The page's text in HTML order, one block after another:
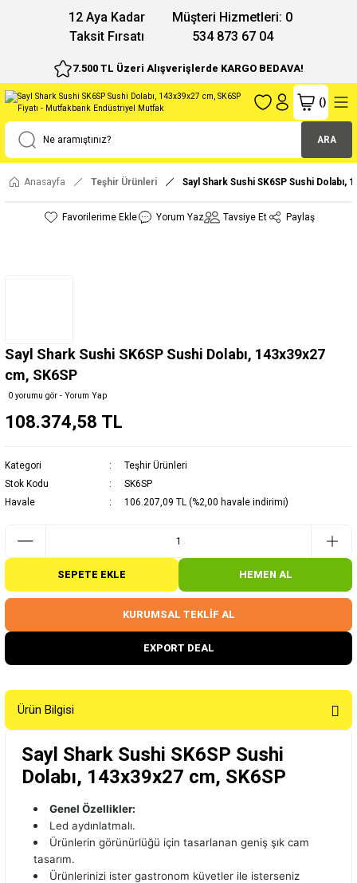
12 Aya Kadar
Taksit Fırsatı
Müşteri Hizmetleri: 0
534 873 67 04
7.500 TL Üzeri Alışverişlerde KARGO BEDAVA!
ARA
()
Anasayfa Teşhir Ürünleri Sayl Shark Sushi SK6SP Sushi Dolabı,
Yorum Yaz Tavsiye Et Paylaş
Sayl Shark Sushi SK6SP Sushi Dolabı, 143x39x27
cm, SK6SP
0 yorumu gör - Yorum Yap
108.374,58 TL
Kategori
Teşhir Ürünleri
Stok Kodu
SK6SP
Havale
106.207,09 TL (%2,00 havale indirimi)
SEPETE EKLE HEMEN AL
KURUMSAL TEKLİF AL
EXPORT DEAL
Ürün Bilgisi
Sayl Shark Sushi SK6SP Sushi
Dolabı, 143x39x27 cm, SK6SP
Genel Özellikler:
Led aydınlatmalı.
Ürünlerin görünürlüğü için tasarlanan geniş şık cam
tasarım.
Ürünlerinizi ister gastronom küvetler ile isterseniz